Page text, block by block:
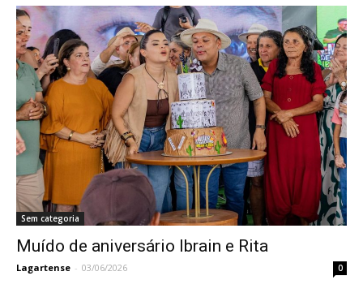
Sem categoria
Muído de aniversário Ibrain e Rita
Lagartense - 03/06/2026 0